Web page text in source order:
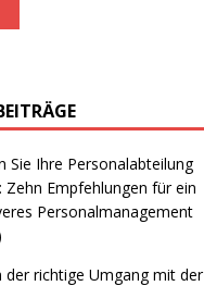
Sie Ihre Personalabteilung
Zehn Empfehlungen für ein
Personalmanagement
der richtige Umgang mit der